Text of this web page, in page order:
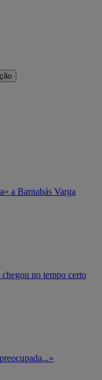
a Barnabás Varga
no tempo certo